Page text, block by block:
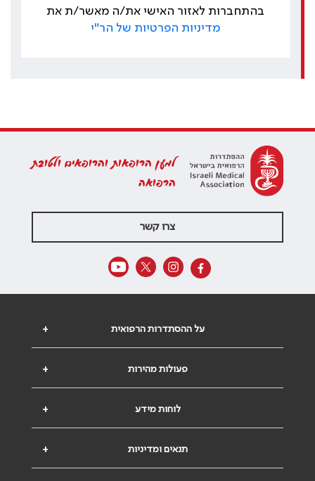
בהתחברות לאזור האישי את/ה מאשר/ת את
מדיניות הפרטיות של הר"י
למען הרופאות והרופאים ולטובת
הרפואה
צרו קשר
+ על ההסתדרות הרפואית
+ פעולות מהירות
+ לוחות מידע
+ תנאים ומדיניות